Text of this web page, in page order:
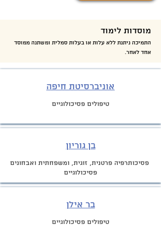
מוסדות לימוד
התמיכה ניתנת ללא עלות או בעלות סמלית ומשתנה ממוסד
אחד לאחר.
אוניברסיטת חיפה
טיפולים פסיכולוגיים
בן גוריון
פסיכותרפיה פרטנית, זוגית, ומשפחתית ואבחונים
פסיכולוגיים
בר אילן
טיפולים פסיכולוגיים